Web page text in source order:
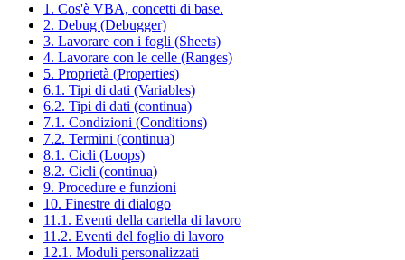
1. Cos'è VBA, concetti di base.
2. Debug (Debugger)
3. Lavorare con i fogli (Sheets)
4. Lavorare con le celle (Ranges)
5. Proprietà (Properties)
6.1. Tipi di dati (Variables)
6.2. Tipi di dati (continua)
7.1. Condizioni (Conditions)
7.2. Termini (continua)
8.1. Cicli (Loops)
8.2. Cicli (continua)
9. Procedure e funzioni
10. Finestre di dialogo
11.1. Eventi della cartella di lavoro
11.2. Eventi del foglio di lavoro
12.1. Moduli personalizzati